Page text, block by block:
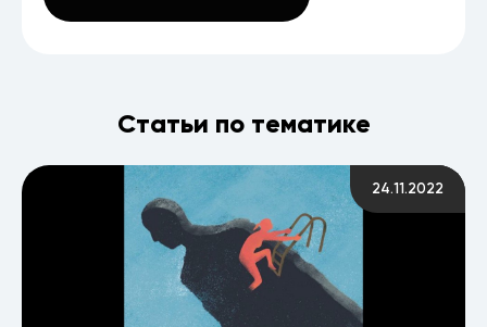
Статьи по тематике
24.11.2022